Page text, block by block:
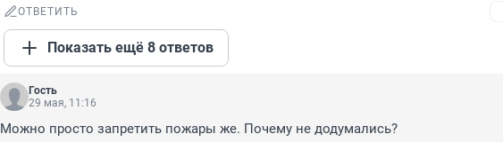
ОТВЕТИТЬ
Показать ещё 8 ответов
Гость
29 мая, 11:16
Можно просто запретить пожары же. Почему не додумались?